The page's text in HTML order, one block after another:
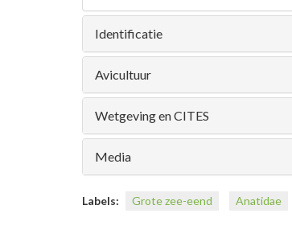
Identificatie
Avicultuur
Wetgeving en CITES
Media
Labels: Grote zee-eend Anatidae